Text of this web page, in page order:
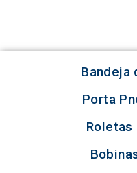
Bandeja
Porta
Roletas